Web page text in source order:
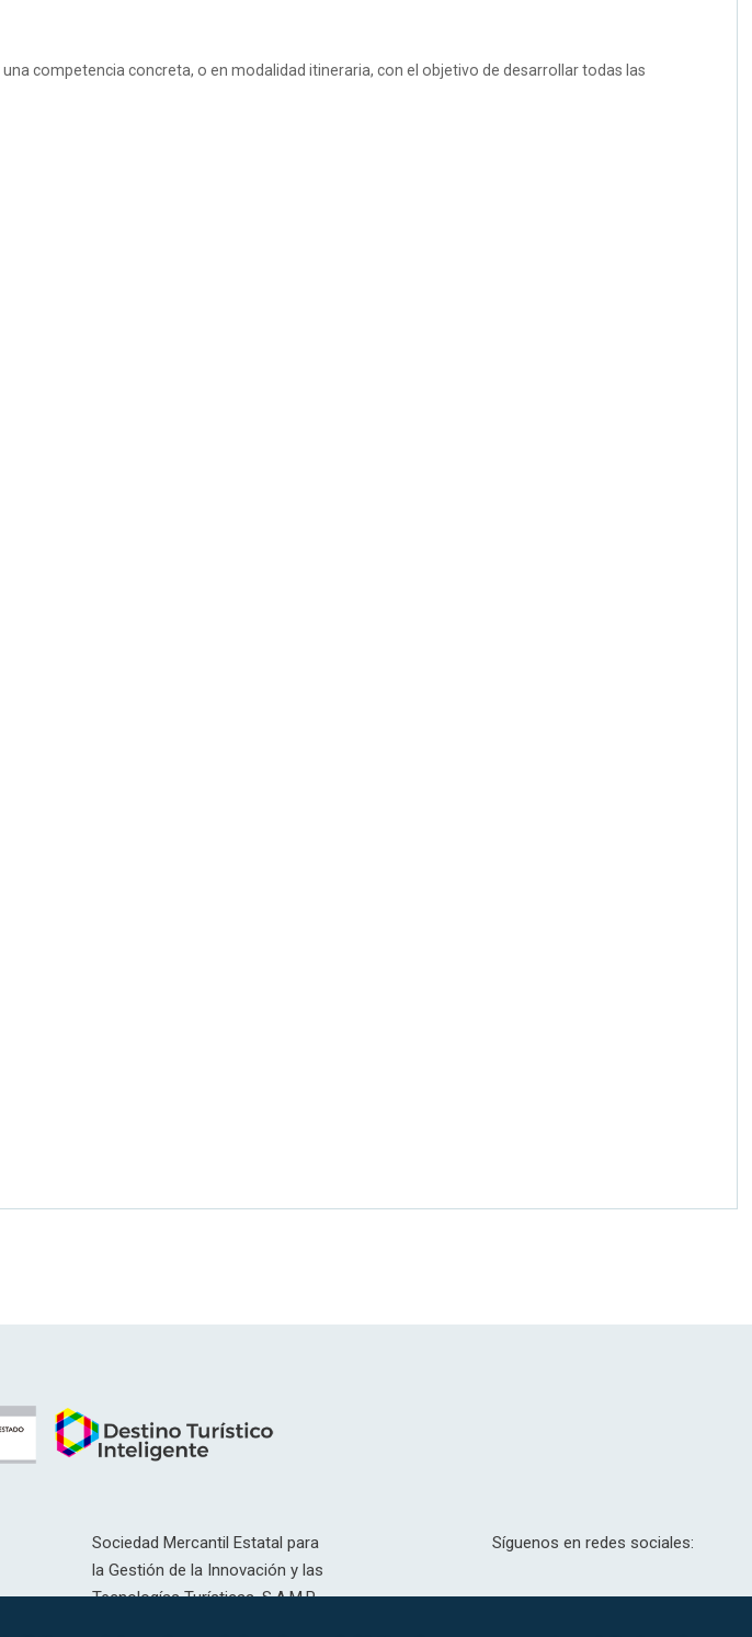
competencia concreta, o en modalidad itineraria, con el objetivo de desarrollar todas las
Sociedad Mercantil Estatal para
la Gestión de la Innovación y las
Tecnologías Turísticas, S.A.M.P.
Síguenos en redes sociales: